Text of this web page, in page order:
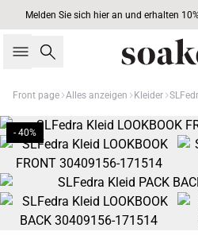
Melden Sie sich hier an und erhalten
Suche
Front page Alles anzeigen Kleider
- 40%